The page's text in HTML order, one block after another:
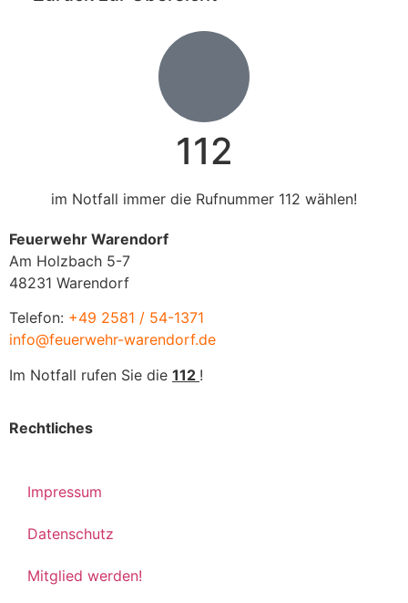
112
im Notfall immer die Rufnummer 112 wählen!
Feuerwehr Warendorf
Am Holzbach 5-7
48231 Warendorf
Telefon: +49 2581 / 54-1371
info@feuerwehr-warendorf.de
Im Notfall rufen Sie die 112 !
Rechtliches
Impressum
Datenschutz
Mitglied werden!